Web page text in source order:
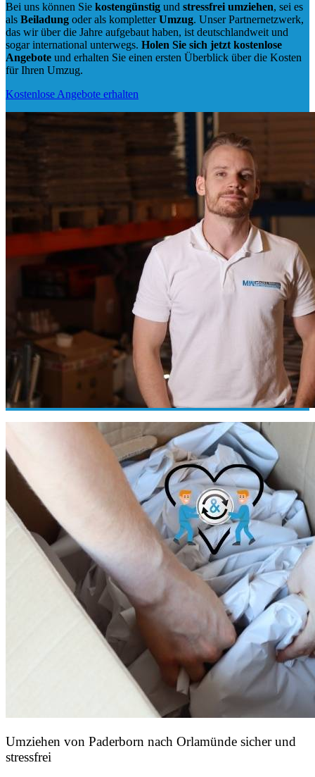
Bei uns können Sie kostengünstig und stressfrei umziehen, sei es
als Beiladung oder als kompletterUmzug. Unser Partnernetzwerk,
das wir über die Jahre aufgebaut haben, ist deutschlandweit und
sogar international unterwegs. Holen Sie sich jetzt kostenlose
Angebote und erhalten Sie einen ersten Überblick über die Kosten
für Ihren Umzug.
Kostenlose Angebote erhalten
Umziehen von Paderborn nach Orlamünde sicher und
stressfrei